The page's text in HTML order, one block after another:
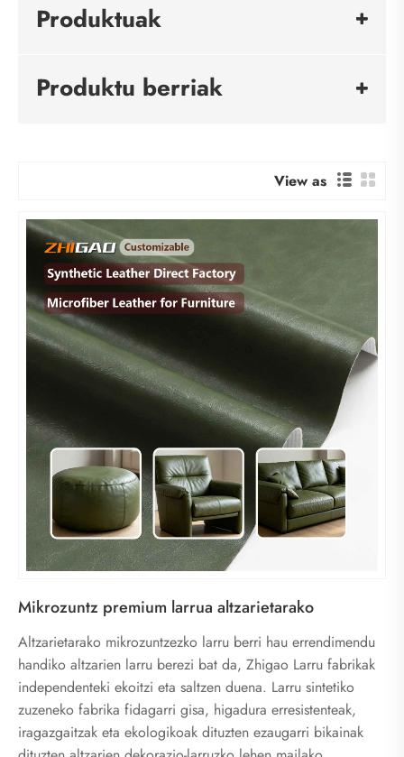
Produktuak
Produktu berriak
View as
Mikrozuntz premium larrua altzarietarako
Altzarietarako mikrozuntzezko larru berri hau errendimendu
handiko altzarien larru berezi bat da, Zhigao Larru fabrikak
independenteki ekoitzi eta saltzen duena. Larru sintetiko
zuzeneko fabrika fidagarri gisa, higadura erresistenteak,
iragazgaitzak eta ekologikoak dituzten ezaugarri bikainak